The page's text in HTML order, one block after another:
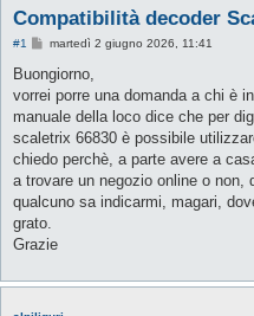
Compatibilità decoder
#1
M
s
s
a
g
i
o
martedì 2 giugno 2026, 11:41
Buongiorno,
vorrei porre una domanda a chi è
manuale della loco dice che per
scaletrix 66830 è possibile
chiedo perchè, a parte avere a
a trovare un negozio online o
qualcuno sa indicarmi, magari,
grato.
Grazie